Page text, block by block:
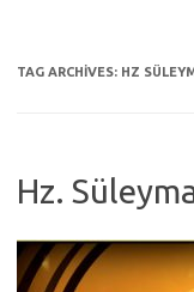
TAG ARCHIVES: HZ
Hz.